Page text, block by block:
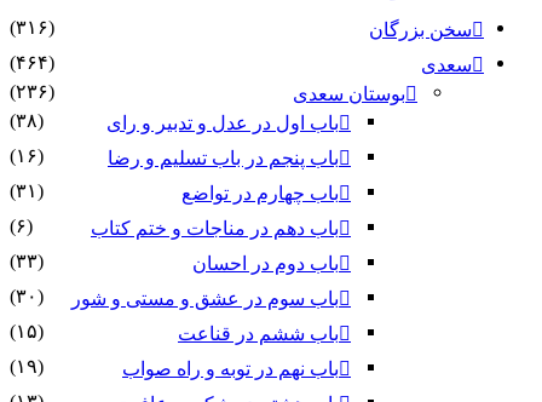
سخن بزرگان
(۳۱۶)
سعدی
(۴۶۴)
بوستان سعدی
(۲۳۶)
باب اول در عدل و تدبیر و رای
(۳۸)
باب پنجم در باب تسلیم و رضا
(۱۶)
باب چهارم در تواضع
(۳۱)
باب دهم در مناجات و ختم کتاب
(۶)
باب دوم در احسان
(۳۳)
باب سوم در عشق و مستی و شور
(۳۰)
باب ششم در قناعت
(۱۵)
باب نهم در توبه و راه صواب
(۱۹)